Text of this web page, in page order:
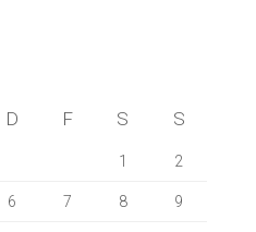
D F S S
1 2
6 7 8 9